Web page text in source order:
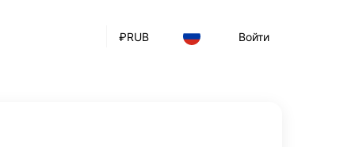
₽RUB Войти